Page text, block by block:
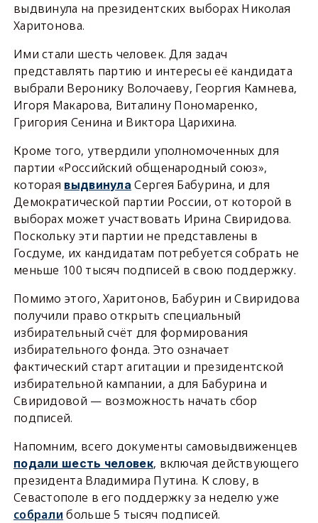
выдвинула на президентских выборах Николая
Харитонова.
Ими стали шесть человек. Для задач
представлять партию и интересы её кандидата
выбрали Веронику Волочаеву, Георгия Камнева,
Игоря Макарова, Виталину Пономаренко,
Григория Сенина и Виктора Царихина.
Кроме того, утвердили уполномоченных для
партии «Российский общенародный союз»,
которая выдвинула Сергея Бабурина, и для
Демократической партии России, от которой в
выборах может участвовать Ирина Свиридова.
Поскольку эти партии не представлены в
Госдуме, их кандидатам потребуется собрать не
меньше 100 тысяч подписей в свою поддержку.
Помимо этого, Харитонов, Бабурин и Свиридова
получили право открыть специальный
избирательный счёт для формирования
избирательного фонда. Это означает
фактический старт агитации и президентской
избирательной кампании, а для Бабурина и
Свиридовой — возможность начать сбор
подписей.
Напомним, всего документы самовыдвиженцев
подали шесть человек, включая действующего
президента Владимира Путина. К слову, в
Севастополе в его поддержку за неделю уже
собрали больше 5 тысяч подписей.